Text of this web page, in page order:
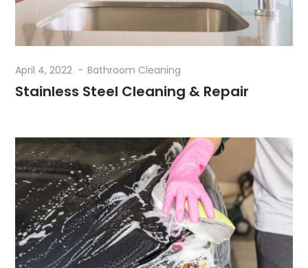
April 4, 2022 Bathroom Cleaning
Stainless Steel Cleaning & Repair